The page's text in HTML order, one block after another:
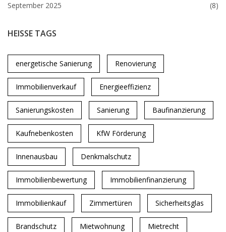
September 2025 (8)
HEISSE TAGS
energetische Sanierung Renovierung
Immobilienverkauf Energieeffizienz
Sanierungskosten Sanierung Baufinanzierung
Kaufnebenkosten KfW Förderung
Innenausbau Denkmalschutz
Immobilienbewertung Immobilienfinanzierung
Immobilienkauf Zimmertüren Sicherheitsglas
Brandschutz Mietwohnung Mietrecht